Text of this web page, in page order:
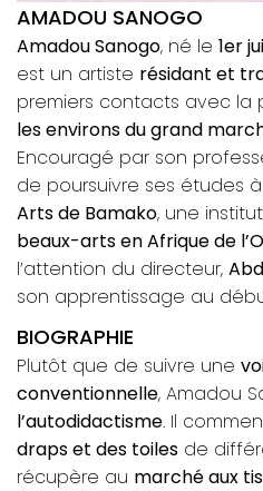
AMADOU SANOGO
Amadou Sanogo, né le 1er
est un artiste résidant et
premiers contacts avec la
les environs du grand
Encouragé par son
de poursuivre ses études à
Arts de Bamako, une
beaux-arts en Afrique de
l’attention du directeur,
son apprentissage au
BIOGRAPHIE
Plutôt que de suivre une
conventionnelle, Amadou
l’autodidactisme. Il
draps et des toiles de
récupère au marché aux